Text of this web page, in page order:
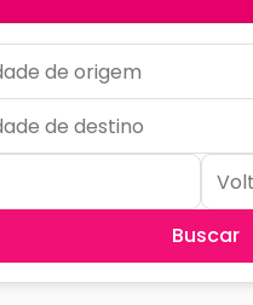
Buscar